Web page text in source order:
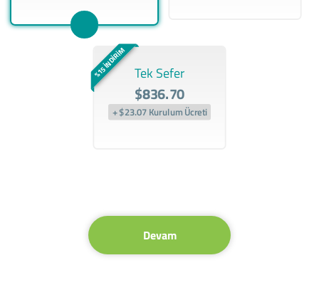
%15 İNDİRİM Tek Sefer
$836.70
+ $23.07 Kurulum Ücreti
Devam